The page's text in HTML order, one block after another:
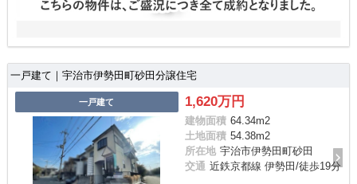
一戸建て｜宇治市伊勢田町砂田分譲住宅
一戸建て 1,620万円
建物面積 64.34m2
土地面積 54.38m2
所在地 宇治市伊勢田町砂田
交通 近鉄京都線 伊勢田/徒歩19分